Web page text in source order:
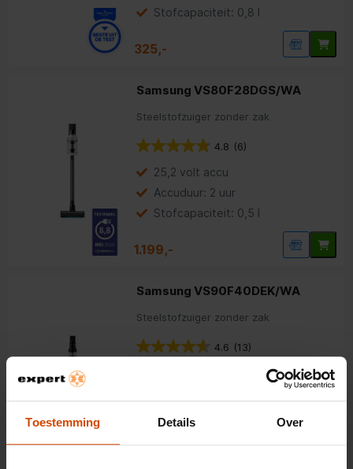
Toestemming Details Over
Stofcapaciteit: 0,8 l
325,-
Samsung VS80F28DGS/WA
Steelstofzuiger zonder zak
4.8 (6)
25,2 volt accu
Accuduur: 2 uur
Stofcapaciteit: 0,5 l
1.199,-
Samsung VS90F40DEK/WA
Steelstofzuiger zonder zak
4.6 (13)